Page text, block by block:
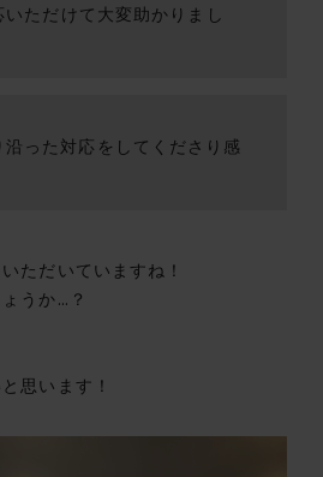
ただけて大変助かりまし
った対応をしてくださり感
ただいていますね！
うか…？
思います！